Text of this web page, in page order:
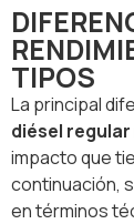
TIPOS
La principal
diésel regular
impacto que
continuación,
en términos